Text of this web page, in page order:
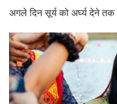
अगले दिन सूर्य को अर्घ्य देने